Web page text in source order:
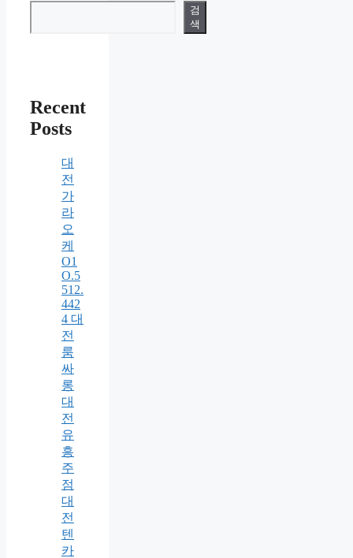
검
색
Recent
Posts
대
전
가
라
오
케
O1
O.5
512.
442
4 대
전
룸
싸
롱
대
전
유
흥
주
점
대
전
텐
카